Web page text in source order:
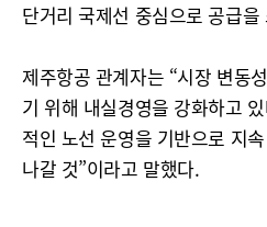
단거리 국제선 중심으로 공급
제주항공 관계자는 “시장 변동
기 위해 내실경영을 강화하고
적인 노선 운영을 기반으로 지
나갈 것”이라고 말했다.